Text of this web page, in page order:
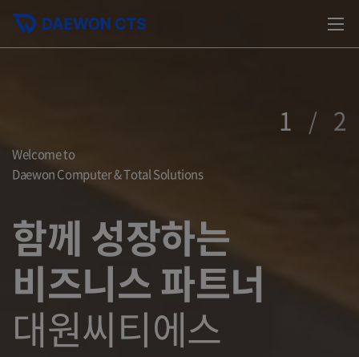
Welcome to
Daewon Computer & Total Solutions
함께 성장하는
비즈니스 파트너
대원씨티에스
1 / 2